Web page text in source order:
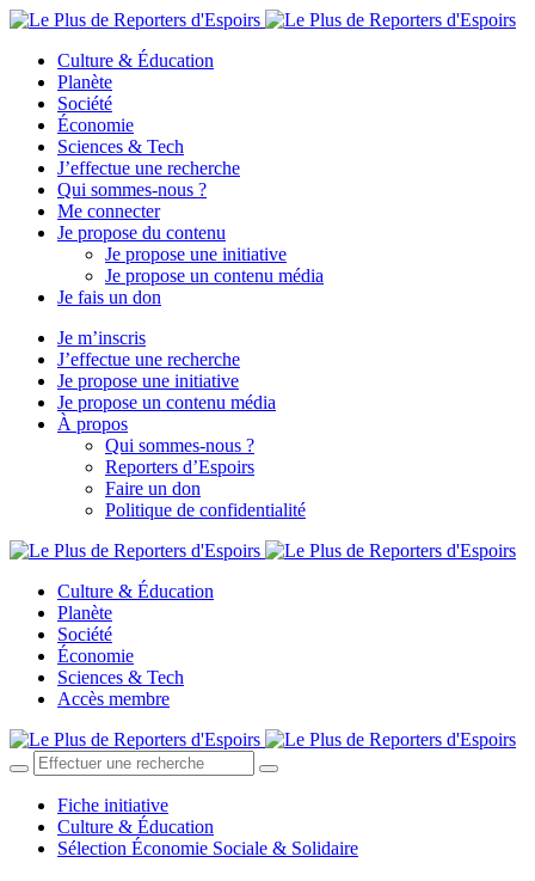
Culture & Éducation
Planète
Société
Économie
Sciences & Tech
J’effectue une recherche
Qui sommes-nous ?
Me connecter
Je propose du contenu
Je propose une initiative
Je propose un contenu média
Je fais un don
Je m’inscris
J’effectue une recherche
Je propose une initiative
Je propose un contenu média
À propos
Qui sommes-nous ?
Reporters d’Espoirs
Faire un don
Politique de confidentialité
Culture & Éducation
Planète
Société
Économie
Sciences & Tech
Accès membre
Fiche initiative
Culture & Éducation
Sélection Économie Sociale & Solidaire